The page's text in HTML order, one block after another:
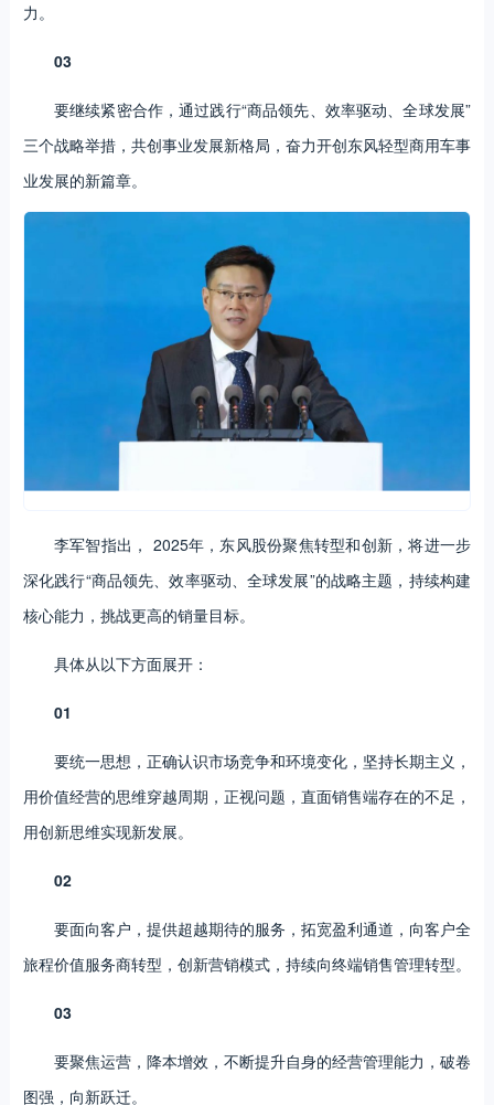
力。
03
要继续紧密合作，通过践行“商品领先、效率驱动、全球发展”
三个战略举措，共创事业发展新格局，奋力开创东风轻型商用车事
业发展的新篇章。
李军智指出， 2025年，东风股份聚焦转型和创新，将进一步
深化践行“商品领先、效率驱动、全球发展”的战略主题，持续构建
核心能力，挑战更高的销量目标。
具体从以下方面展开：
01
要统一思想，正确认识市场竞争和环境变化，坚持长期主义，
用价值经营的思维穿越周期，正视问题，直面销售端存在的不足，
用创新思维实现新发展。
02
要面向客户，提供超越期待的服务，拓宽盈利通道，向客户全
旅程价值服务商转型，创新营销模式，持续向终端销售管理转型。
03
要聚焦运营，降本增效，不断提升自身的经营管理能力，破卷
图强，向新跃迁。